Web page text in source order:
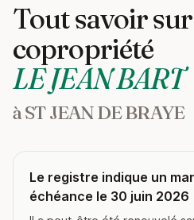
Tout savoir
copropriété
LE JEAN BART
à ST JEAN DE BRAYE
Le registre indique un
échéance le 30 juin 2026